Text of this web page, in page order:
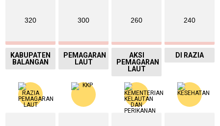
320
KABUPATEN
BALANGAN
300
PEMAGARAN
LAUT
260
AKSI
PEMAGARAN
LAUT
240
DI RAZIA